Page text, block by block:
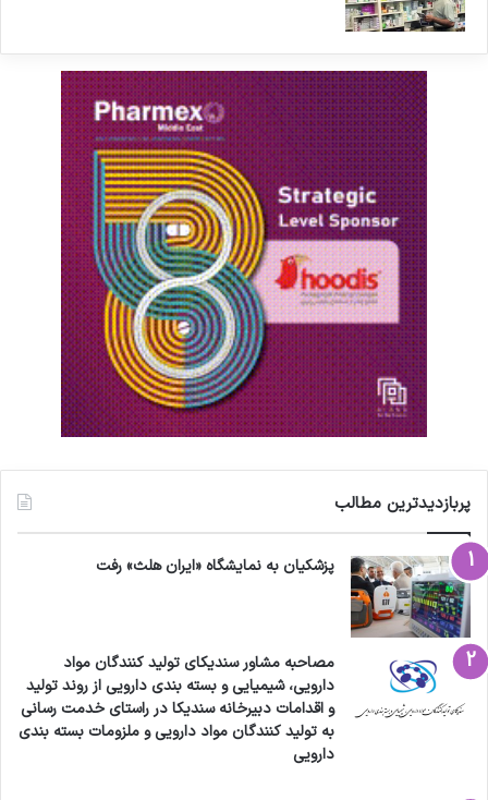
پربازدیدترین مطالب
پزشکیان به نمایشگاه «ایران هلث» رفت
مصاحبه مشاور سندیکای تولید کنندگان مواد
دارویی، شیمیایی و بسته بندی دارویی از روند تولید
و اقدامات دبیرخانه سندیکا در راستای خدمت رسانی
به تولید کنندگان مواد دارویی و ملزومات بسته بندی
دارویی